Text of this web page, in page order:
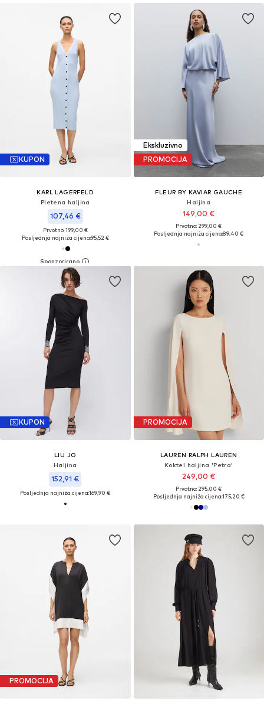
KUPON
KARL LAGERFELD
Pletena haljina
107,46 €
Prvotno: 199,00 €
Posljednja najniža cijena:95,52 €
Ekskluzivno
PROMOCIJA
FLEUR BY KAVIAR GAUCHE
Haljina
149,00 €
Prvotno: 299,00 €
Posljednja najniža cijena:89,40 €
KUPON
LIU JO
Haljina
152,91 €
Posljednja najniža cijena:169,90 €
PROMOCIJA
LAUREN RALPH LAUREN
Koktel haljina 'Petra'
249,00 €
Prvotno: 295,00 €
Posljednja najniža cijena:175,20 €
PROMOCIJA